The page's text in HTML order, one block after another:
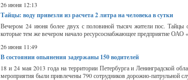
26 июня 12:13
Тайцы: воду привезли из расчета 2 литра на человека в сутки
Вечером 24 июня более двух с половиной тысяч жители пос. Тайцы
которые тем же вечером начало ресурсоснабжающее предприятие
26 июня 11:49
В состоянии опьянения задержаны 150 водителей
18 и 24 мая 2013 года на территории Петербурга и Ленинградской
мероприятия были привлечены 790 сотрудников дорожно-патрульной